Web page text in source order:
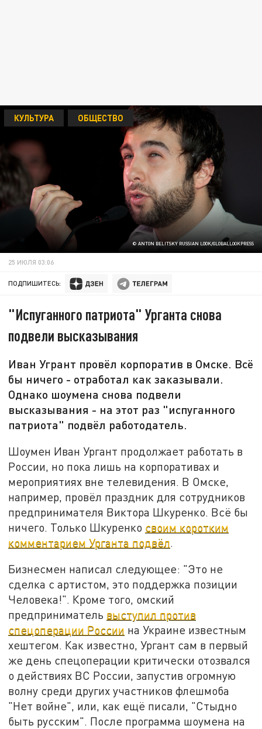
© ANTON BELITSKY RUSSIAN LOOK/GLOBALLOOKPRESS
КУЛЬТУРА ОБЩЕСТВО
25 ИЮЛЯ 03:06
ПОДПИШИТЕСЬ:
"Испуганного патриота" Урганта снова
подвели высказывания
Иван Угрант провёл корпоратив в Омске. Всё
бы ничего - отработал как заказывали.
Однако шоумена снова подвели
высказывания - на этот раз "испуганного
патриота" подвёл работодатель.
Шоумен Иван Ургант продолжает работать в
России, но пока лишь на корпоративах и
мероприятиях вне телевидения. В Омске,
например, провёл праздник для сотрудников
предпринимателя Виктора Шкуренко. Всё бы
ничего. Только Шкуренко своим коротким
комментарием Урганта подвёл.
Бизнесмен написал следующее: "Это не
сделка с артистом, это поддержка позиции
Человека!". Кроме того, омский
предприниматель выступил против
спецоперации России на Украине известным
хештегом. Как известно, Ургант сам в первый
же день спецоперации критически отозвался
о действиях ВС России, запустив огромную
волну среди других участников флешмоба
"Нет войне", или, как ещё писали, "Стыдно
быть русским". После программа шоумена на